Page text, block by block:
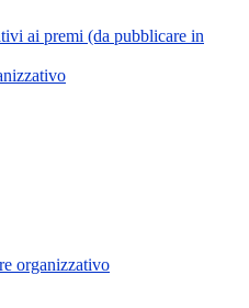
ai premi (da pubblicare in
organizzativo